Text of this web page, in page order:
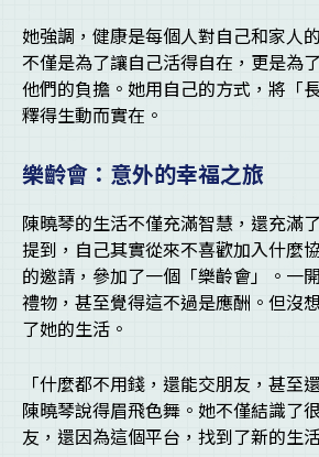
她強調，健康是每個人對自己和家人
不僅是為了讓自己活得自在，更是為
他們的負擔。她用自己的方式，將「
釋得生動而實在。
樂齡會：意外的幸福之旅
陳曉琴的生活不僅充滿智慧，還充滿
提到，自己其實從來不喜歡加入什麼
的邀請，參加了一個「樂齡會」。一
禮物，甚至覺得這不過是應酬。但沒
了她的生活。
「什麼都不用錢，還能交朋友，甚至
陳曉琴說得眉飛色舞。她不僅結識了
友，還因為這個平台，找到了新的生